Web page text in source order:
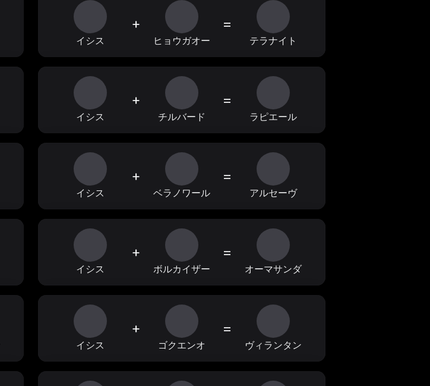
イシス
+
ヒョウガオー
=
テラナイト
イシス
+
チルバード
=
ラピエール
イシス
+
ベラノワール
=
アルセーヴ
イシス
+
ボルカイザー
=
オーマサンダ
イシス
+
ゴクエンオ
=
ヴィランタン